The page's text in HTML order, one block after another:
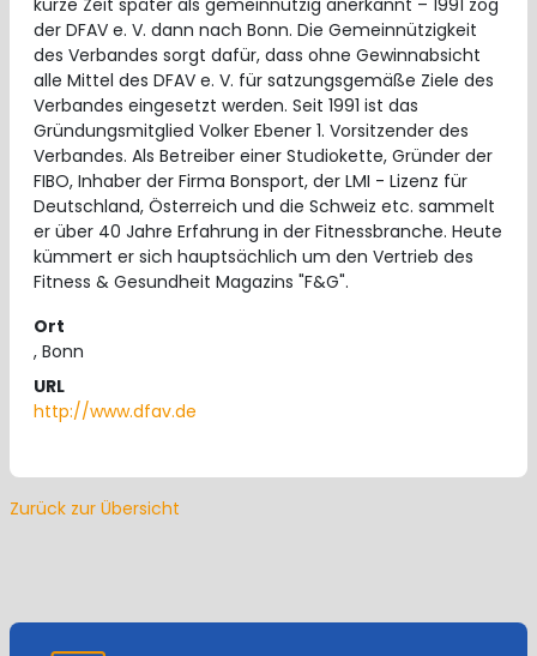
kurze Zeit später als gemeinnützig anerkannt – 1991 zog
der DFAV e. V. dann nach Bonn. Die Gemeinnützigkeit
des Verbandes sorgt dafür, dass ohne Gewinnabsicht
alle Mittel des DFAV e. V. für satzungsgemäße Ziele des
Verbandes eingesetzt werden. Seit 1991 ist das
Gründungsmitglied Volker Ebener 1. Vorsitzender des
Verbandes. Als Betreiber einer Studiokette, Gründer der
FIBO, Inhaber der Firma Bonsport, der LMI - Lizenz für
Deutschland, Österreich und die Schweiz etc. sammelt
er über 40 Jahre Erfahrung in der Fitnessbranche. Heute
kümmert er sich hauptsächlich um den Vertrieb des
Fitness & Gesundheit Magazins "F&G".
Ort
, Bonn
URL
http://www.dfav.de
Zurück zur Übersicht